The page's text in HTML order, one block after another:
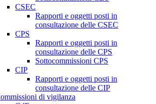
CSEC
Rapporti e oggetti posti in
consultazione delle CSEC
CPS
Rapporti e oggetti posti in
consultazione delle CPS
Sottocommissioni CPS
CIP
Rapporti e oggetti posti in
consultazione delle CIP
di vigilanza